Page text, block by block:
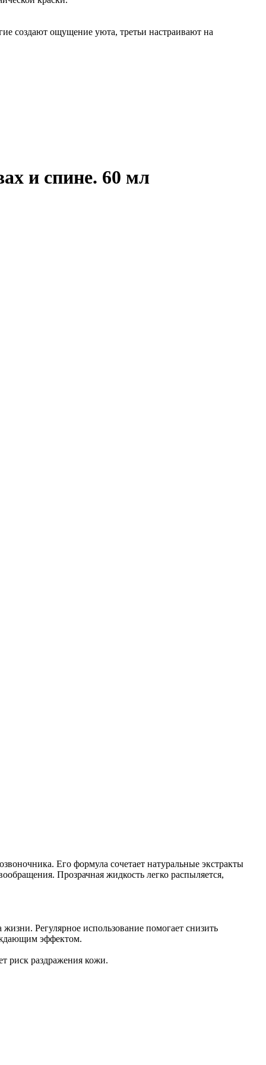
создают ощущение уюта, третьи настраивают на
и спине. 60 мл
Его формула сочетает натуральные экстракты
Прозрачная жидкость легко распыляется,
Регулярное использование помогает снизить
эффектом.
риск раздражения кожи.